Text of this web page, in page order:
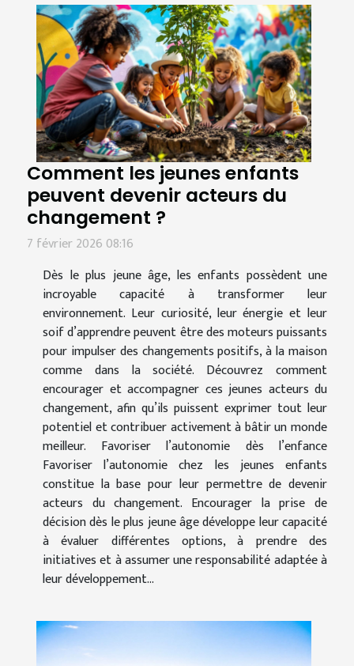
Comment les jeunes enfants
peuvent devenir acteurs du
changement ?
7 février 2026 08:16
Dès le plus jeune âge, les enfants possèdent une
incroyable capacité à transformer leur
environnement. Leur curiosité, leur énergie et leur
soif d’apprendre peuvent être des moteurs puissants
pour impulser des changements positifs, à la maison
comme dans la société. Découvrez comment
encourager et accompagner ces jeunes acteurs du
changement, afin qu’ils puissent exprimer tout leur
potentiel et contribuer activement à bâtir un monde
meilleur. Favoriser l’autonomie dès l’enfance
Favoriser l’autonomie chez les jeunes enfants
constitue la base pour leur permettre de devenir
acteurs du changement. Encourager la prise de
décision dès le plus jeune âge développe leur capacité
à évaluer différentes options, à prendre des
initiatives et à assumer une responsabilité adaptée à
leur développement...